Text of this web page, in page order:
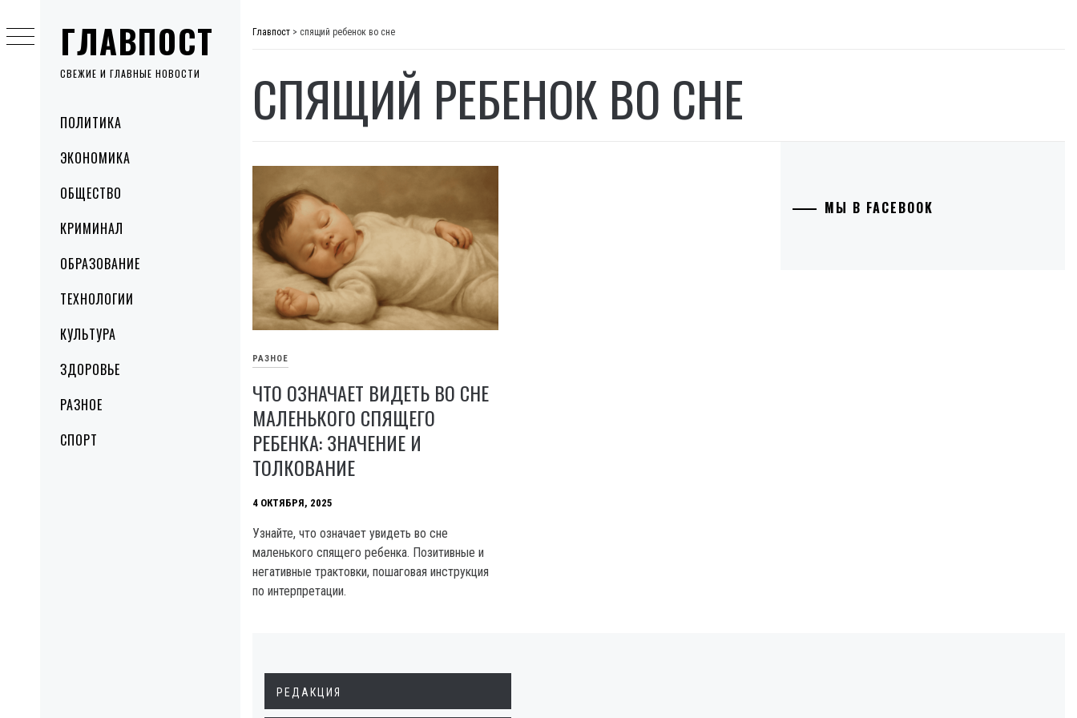
ГЛАВПОСТ
СВЕЖИЕ И ГЛАВНЫЕ НОВОСТИ
MenuПОЛИТИКА
ЭКОНОМИКА
ОБЩЕСТВО
КРИМИНАЛ
ОБРАЗОВАНИЕ
ТЕХНОЛОГИИ
КУЛЬТУРА
ЗДОРОВЬЕ
РАЗНОЕ
СПОРТ
to
content
Главпост > спящий ребенок во сне
СПЯЩИЙ РЕБЕНОК ВО СНЕ
РАЗНОЕ
ЧТО ОЗНАЧАЕТ ВИДЕТЬ ВО СНЕ
МАЛЕНЬКОГО СПЯЩЕГО
РЕБЕНКА: ЗНАЧЕНИЕ И
ТОЛКОВАНИЕ
4 ОКТЯБРЯ, 2025
Узнайте, что означает увидеть во сне
маленького спящего ребенка. Позитивные и
негативные трактовки, пошаговая инструкция
по интерпретации.
МЫ В FACEBOOK
РЕДАКЦИЯ